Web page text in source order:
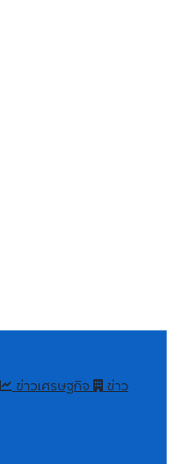
ข่าวเศรษฐกิจ ข่าว